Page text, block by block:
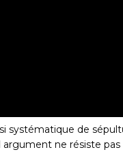
systématique de
ne résiste pas